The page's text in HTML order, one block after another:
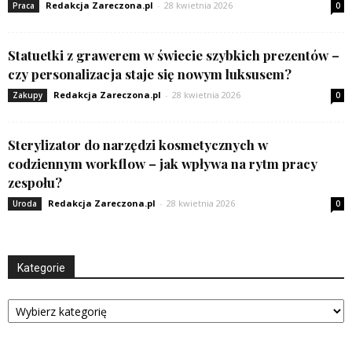
Praca Redakcja Zareczona.pl - 28 kwietnia 2026 0
Statuetki z grawerem w świecie szybkich prezentów –
czy personalizacja staje się nowym luksusem?
Zakupy Redakcja Zareczona.pl - 28 kwietnia 2026 0
Sterylizator do narzędzi kosmetycznych w
codziennym workflow – jak wpływa na rytm pracy
zespołu?
Uroda Redakcja Zareczona.pl - 28 kwietnia 2026 0
Kategorie
Kategorie